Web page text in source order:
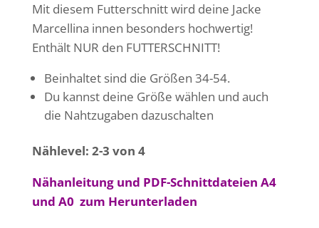
Mit diesem Futterschnitt wird deine Jacke
Marcellina innen besonders hochwertig!
Enthält NUR den FUTTERSCHNITT!
Beinhaltet sind die Größen 34-54.
Du kannst deine Größe wählen und auch
die Nahtzugaben dazuschalten
Nählevel: 2-3 von 4
Nähanleitung und PDF-Schnittdateien A4
und A0 zum Herunterladen